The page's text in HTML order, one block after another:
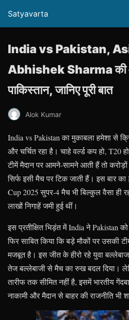
Satyavarta
India vs Pakistan,
Abhishek Sharma की
पाकिस्तान, जानिए पूरी बात
Alok Kumar
India vs Pakistan का मुकाबला हमेशा से
और चर्चित रहा है। चाहे वर्ल्ड कप हो, T20
टीमें मैदान पर आमने-सामने आती हैं तो करोड़ों
सिर्फ इसी मैच पर टिक जाती हैं। इस बार
Cup 2025 सुपर-4 मैच भी बिल्कुल वैसा ही
लाखों निगाहें जमी हुई थीं।
इस प्रतीक्षित भिड़ंत में India ने Pakistan
फिर साबित किया कि बड़े मौकों पर उसकी
मजबूत है। इस जीत के हीरो रहे युवा बल्लेबाज
तेज बल्लेबाजी से मैच का रुख बदल दिया।
तारीफ तक सीमित नहीं है, इसमें भारतीय
नाकामी और मैदान से बाहर की राजनीति भी